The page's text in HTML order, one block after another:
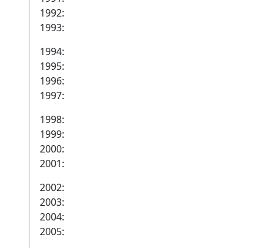
1992:
1993:
1994:
1995:
1996:
1997:
1998:
1999:
2000:
2001:
2002:
2003:
2004:
2005: